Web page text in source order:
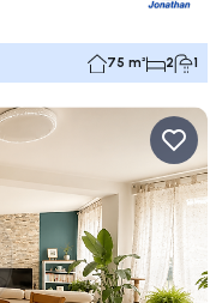
75 m² 2 1